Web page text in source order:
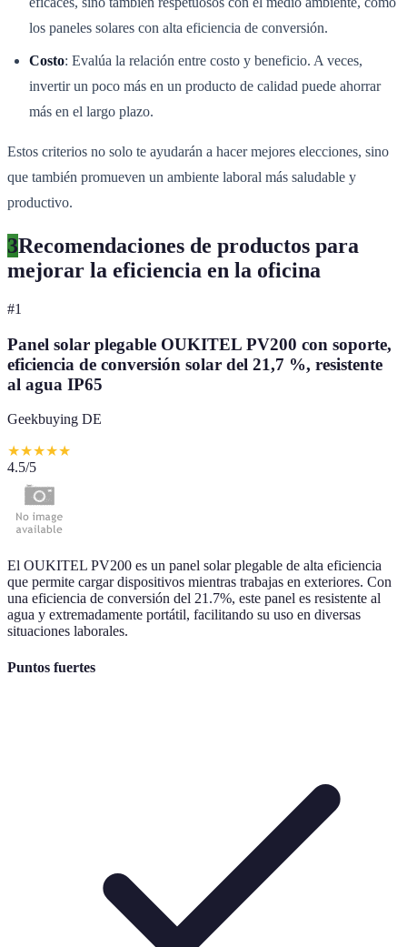
los paneles solares con alta eficiencia de conversión.
Costo: Evalúa la relación entre costo y beneficio. A veces,
invertir un poco más en un producto de calidad puede ahorrar
más en el largo plazo.
Estos criterios no solo te ayudarán a hacer mejores elecciones, sino
que también promueven un ambiente laboral más saludable y
productivo.
3Recomendaciones de productos para
mejorar la eficiencia en la oficina
#1
Panel solar plegable OUKITEL PV200 con soporte,
eficiencia de conversión solar del 21,7 %, resistente
al agua IP65
Geekbuying DE
★★★★★
4.5/5
El OUKITEL PV200 es un panel solar plegable de alta eficiencia
que permite cargar dispositivos mientras trabajas en exteriores. Con
una eficiencia de conversión del 21.7%, este panel es resistente al
agua y extremadamente portátil, facilitando su uso en diversas
situaciones laborales.
Puntos fuertes